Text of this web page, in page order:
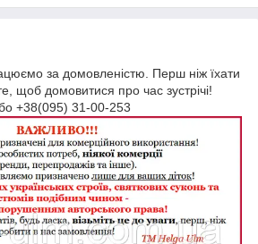
за домовленістю. Перш ніж їхати
щоб домовитися про час зустрічі!
+38(095) 31-00-253